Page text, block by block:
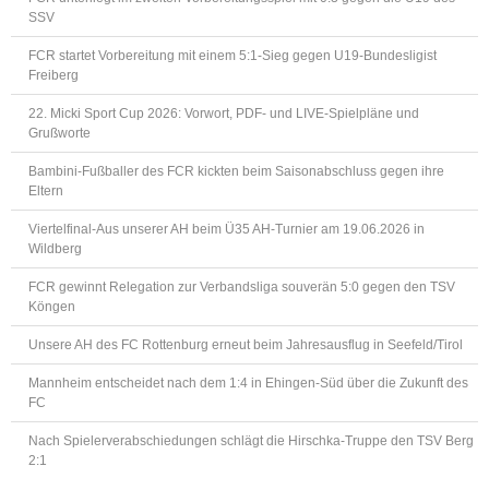
SSV
FCR startet Vorbereitung mit einem 5:1-Sieg gegen U19-Bundesligist
Freiberg
22. Micki Sport Cup 2026: Vorwort, PDF- und LIVE-Spielpläne und
Grußworte
Bambini-Fußballer des FCR kickten beim Saisonabschluss gegen ihre
Eltern
Viertelfinal-Aus unserer AH beim Ü35 AH-Turnier am 19.06.2026 in
Wildberg
FCR gewinnt Relegation zur Verbandsliga souverän 5:0 gegen den TSV
Köngen
Unsere AH des FC Rottenburg erneut beim Jahresausflug in Seefeld/Tirol
Mannheim entscheidet nach dem 1:4 in Ehingen-Süd über die Zukunft des
FC
Nach Spielerverabschiedungen schlägt die Hirschka-Truppe den TSV Berg
2:1